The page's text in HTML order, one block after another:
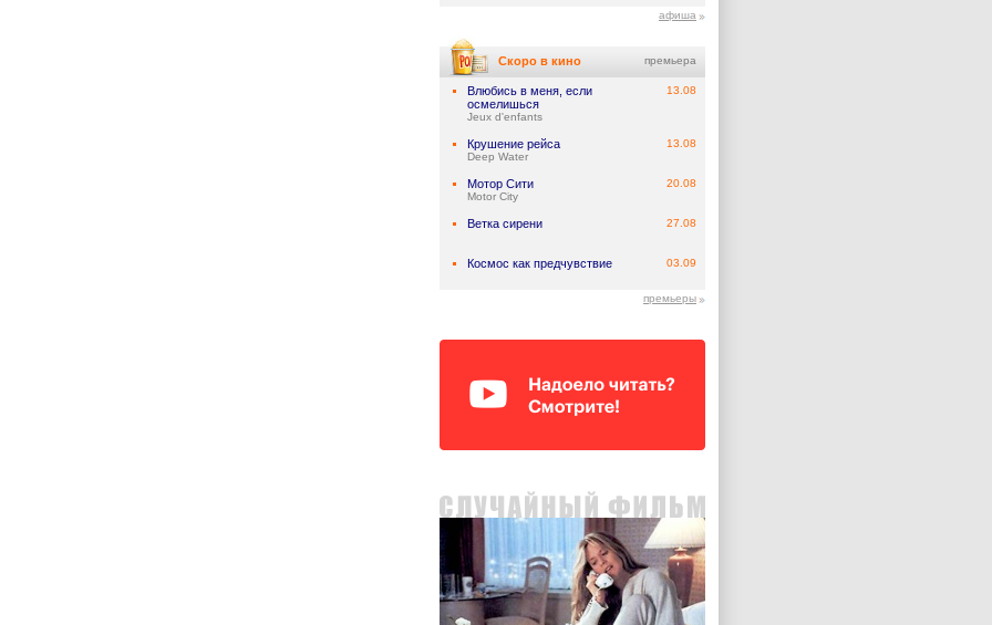
афиша
Скоро в кино премьера
Влюбись в меня, если
осмелишься
Jeux d'enfants
13.08
Крушение рейса
Deep Water
13.08
Мотор Сити
Motor City
20.08
Ветка сирени 27.08
Космос как предчувствие 03.09
премьеры